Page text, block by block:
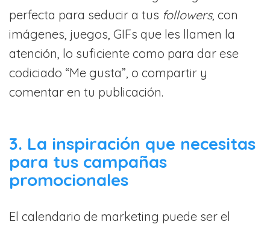
perfecta para seducir a tus followers, con
imágenes, juegos, GIFs que les llamen la
atención, lo suficiente como para dar ese
codiciado “Me gusta”, o compartir y
comentar en tu publicación.
3. La inspiración que necesitas
para tus campañas
promocionales
El calendario de marketing puede ser el